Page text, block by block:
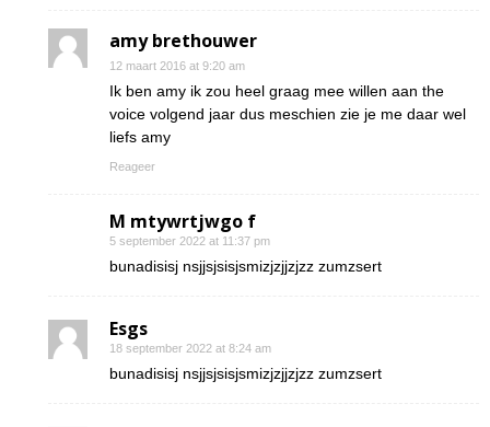
amy brethouwer
12 maart 2016 at 9:20 am
Ik ben amy ik zou heel graag mee willen aan the
voice volgend jaar dus meschien zie je me daar wel
liefs amy
Reageer
M mtywrtjwgo f
5 september 2022 at 11:37 pm
bunadisisj nsjjsjsisjsmizjzjjzjzz zumzsert
Esgs
18 september 2022 at 8:24 am
bunadisisj nsjjsjsisjsmizjzjjzjzz zumzsert